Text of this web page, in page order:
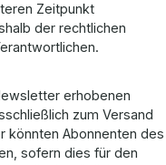
Zeitpunkt
der rechtlichen
erhobenen
zum Versand
könnten Abonnenten des
sofern dies für den